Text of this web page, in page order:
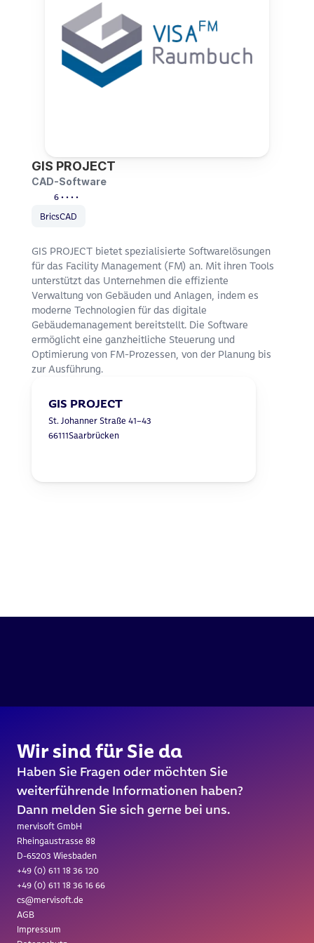
GIS PROJECT
CAD-Software
6 • • • •
BricsCAD
GIS PROJECT
St. Johanner Straße 41-43
66111Saarbrücken
GIS PROJECT bietet spezialisierte Softwarelösungen
für das Facility Management (FM) an. Mit ihren Tools
unterstützt das Unternehmen die effiziente
Verwaltung von Gebäuden und Anlagen, indem es
moderne Technologien für das digitale
Gebäudemanagement bereitstellt. Die Software
ermöglicht eine ganzheitliche Steuerung und
Optimierung von FM-Prozessen, von der Planung bis
zur Ausführung.
Wir sind für Sie da
Haben Sie Fragen oder möchten Sie
weiterführende Informationen haben?
Dann melden Sie sich gerne bei uns.
mervisoft GmbH
Rheingaustrasse 88
D-65203 Wiesbaden
+49 (0) 611 18 36 120
+49 (0) 611 18 36 16 66
cs@mervisoft.de
AGB
Impressum